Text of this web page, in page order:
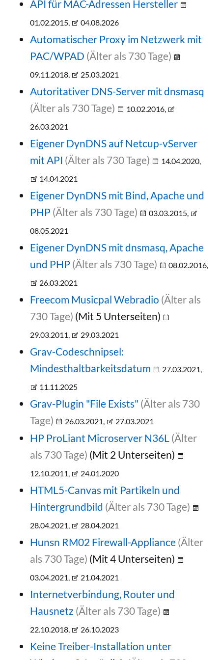
API für MAC-Adressen Hersteller
01.02.2015, 04.08.2026
Automatischer Proxy im Netzwerk mit
PAC/WPAD (Älter als 730 Tage)
09.11.2018, 25.03.2021
Autoritativer DNS-Server mit dnsmasq
(Älter als 730 Tage)
10.02.2016,
26.03.2021
Eigener DynDNS auf Netcup-vServer
mit API (Älter als 730 Tage)
14.04.2020,
14.04.2021
Eigener DynDNS mit Bind, Apache und
PHP (Älter als 730 Tage)
03.03.2015,
08.05.2021
Eigener DynDNS mit dnsmasq, Apache
und PHP (Älter als 730 Tage)
08.02.2016,
26.03.2021
Freecom Musicpal Webradio (Älter als
730 Tage) (Mit 5 Unterseiten)
29.03.2011, 29.03.2021
Grav-Codeschnipsel:
Mindesthaltbarkeitsdatum
27.03.2021,
11.11.2025
Grav-Plugin "File Exists" (Älter als 730
Tage)
26.03.2021, 27.03.2021
HP ProLiant Microserver N36L (Älter
als 730 Tage) (Mit 2 Unterseiten)
12.10.2011, 24.01.2020
HTML5-Canvas mit Partikeln und
Hintergrundbild (Älter als 730 Tage)
28.04.2021, 28.04.2021
Hunsn RM02 Firewall-Appliance (Älter
als 730 Tage) (Mit 4 Unterseiten)
03.04.2021, 21.04.2021
Internetverbindung, Router und
Hausnetz (Älter als 730 Tage)
22.10.2018, 26.10.2023
Keine Treiber-Installation unter